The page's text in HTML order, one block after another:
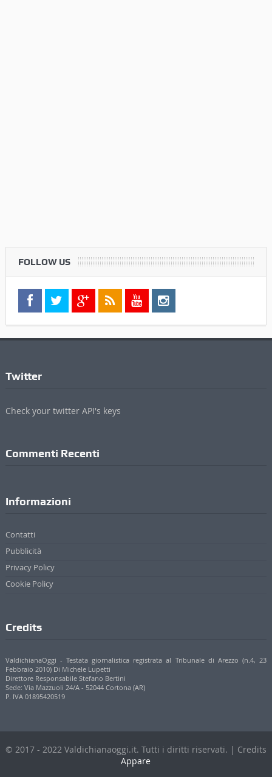
FOLLOW US
Twitter
Check your twitter API's keys
Commenti Recenti
Informazioni
Contatti
Pubblicità
Privacy Policy
Cookie Policy
Credits
ValdichianaOggi - Testata giornalistica registrata al Tribunale di Arezzo (n.4, 23
Febbraio 2010) Di Michele Lupetti
Direttore Responsabile Stefano Bertini
Sede: Via Mazzuoli 24/A - 52044 Cortona (AR)
P. IVA 01895420519
© 2017 - 2022 Valdichianaoggi.it. Tutti i diritti riservati. | Credits
Appare